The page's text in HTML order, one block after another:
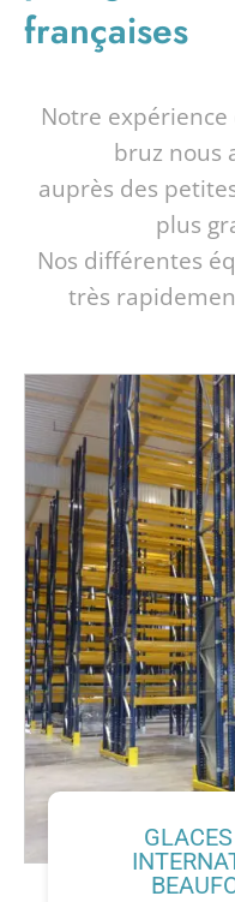
françaises
Notre
bruz nous
auprès des
plus
Nos différentes
très